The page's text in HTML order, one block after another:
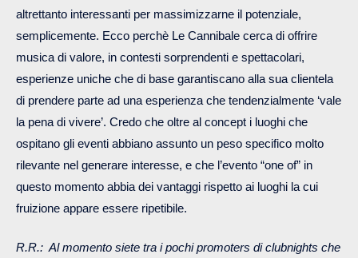
altrettanto interessanti per massimizzarne il potenziale,
semplicemente. Ecco perchè Le Cannibale cerca di offrire
musica di valore, in contesti sorprendenti e spettacolari,
esperienze uniche che di base garantiscano alla sua clientela
di prendere parte ad una esperienza che tendenzialmente ‘vale
la pena di vivere’. Credo che oltre al concept i luoghi che
ospitano gli eventi abbiano assunto un peso specifico molto
rilevante nel generare interesse, e che l’evento “one of” in
questo momento abbia dei vantaggi rispetto ai luoghi la cui
fruizione appare essere ripetibile.
R.R.: Al momento siete tra i pochi promoters di clubnights che